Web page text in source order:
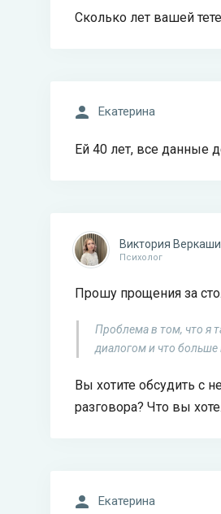
Сколько лет вашей
Екатерина
Ей 40 лет, все данные
Виктория
Психолог
Прошу прощения за
Проблема в том, что я
диалогом и что больше
Вы хотите обсудить с
разговора? Что вы
Екатерина